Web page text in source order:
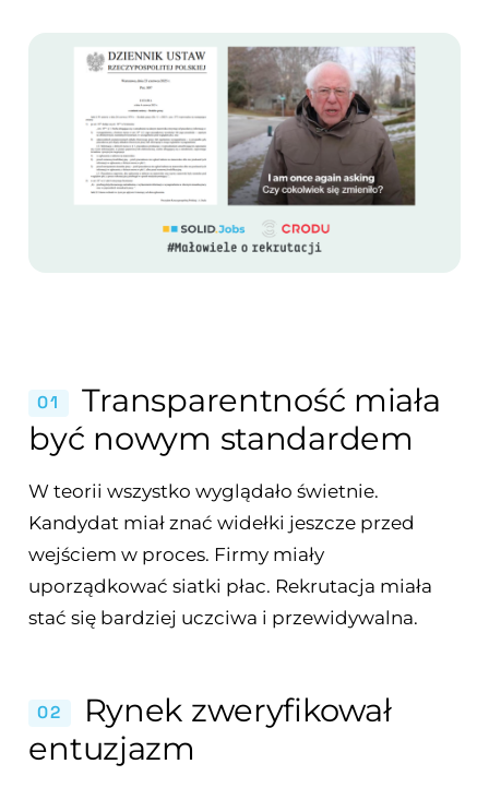
01
Transparentność miała
być nowym standardem
W teorii wszystko wyglądało świetnie.
Kandydat miał znać widełki jeszcze przed
wejściem w proces. Firmy miały
uporządkować siatki płac. Rekrutacja miała
stać się bardziej uczciwa i przewidywalna.
02
Rynek zweryfikował
entuzjazm